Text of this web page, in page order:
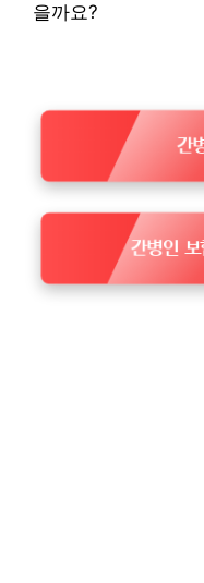
을까요?
간
간병인 보